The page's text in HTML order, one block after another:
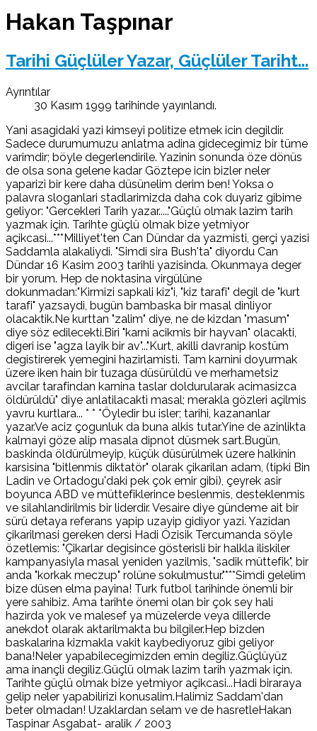
Hakan Taşpınar
Tarihi Güçlüler Yazar, Güçlüler Tariht...
Ayrıntılar
30 Kasım 1999 tarihinde yayınlandı.
Yani asagidaki yazi kimseyi politize etmek icin degildir.
Sadece durumumuzu anlatma adina gidecegimiz bir tüme
varimdir; böyle degerlendirile. Yazinin sonunda öze dönüs
de olsa sona gelene kadar Göztepe icin bizler neler
yaparizi bir kere daha düsünelim derim ben! Yoksa o
palavra sloganlari stadlarimizda daha cok duyariz gibime
geliyor: "Gercekleri Tarih yazar....."Güçlü olmak lazim tarih
yazmak için. Tarihte güçlü olmak bize yetmiyor
açikcasi...***Milliyet'ten Can Dündar da yazmisti, gerçi yazisi
Saddamla alakaliydi. "Simdi sira Bush'ta" diyordu Can
Dündar 16 Kasim 2003 tarihli yazisinda. Okunmaya deger
bir yorum. Hep de noktasina virgülüne
dokunmadan:"Kirmizi sapkali kiz"i, "kiz tarafi" degil de "kurt
tarafi" yazsaydi, bugün bambaska bir masal dinliyor
olacaktik.Ne kurttan "zalim" diye, ne de kizdan "masum"
diye söz edilecekti.Biri "karni acikmis bir hayvan" olacakti,
digeri ise "agza layik bir av"..."Kurt, akilli davranip kostüm
degistirerek yemegini hazirlamisti. Tam karnini doyurmak
üzere iken hain bir tuzaga düsürüldü ve merhametsiz
avcilar tarafindan karnina taslar doldurularak acimasizca
öldürüldü" diye anlatilacakti masal; merakla gözleri açilmis
yavru kurtlara... * * *Öyledir bu isler; tarihi, kazananlar
yazar.Ve aciz çogunluk da buna alkis tutar.Yine de azinlikta
kalmayi göze alip masala dipnot düsmek sart.Bugün,
baskinda öldürülmeyip, küçük düsürülmek üzere halkinin
karsisina "bitlenmis diktatör" olarak çikarilan adam, (tipki Bin
Ladin ve Ortadogu'daki pek çok emir gibi), çeyrek asir
boyunca ABD ve müttefiklerince beslenmis, desteklenmis
ve silahlandirilmis bir liderdir. Vesaire diye gündeme ait bir
sürü detaya referans yapip uzayip gidiyor yazi. Yazidan
çikarilmasi gereken dersi Hadi Özisik Tercumanda söyle
özetlemis: "Çikarlar degisince gösterisli bir halkla iliskiler
kampanyasiyla masal yeniden yazilmis, "sadik müttefik", bir
anda "korkak meczup" rolüne sokulmustur."***Simdi gelelim
bize düsen elma payina! Turk futbol tarihinde önemli bir
yere sahibiz. Ama tarihte önemi olan bir çok sey hali
hazirda yok ve malesef ya müzelerde veya dillerde
anekdot olarak aktarilmakta bu bilgiler.Hep bizden
baskalarina kizmakla vakit kaybediyoruz gibi geliyor
bana!Neler yapabilecegimizden emin degiliz.Güçlüyüz
ama inançli degiliz.Güçlü olmak lazim tarih yazmak için.
Tarihte güçlü olmak bize yetmiyor açikcasi...Hadi biraraya
gelip neler yapabilirizi konusalim.Halimiz Saddam'dan
beter olmadan! Uzaklardan selam ve de hasretleHakan
Taspinar Asgabat- aralik / 2003